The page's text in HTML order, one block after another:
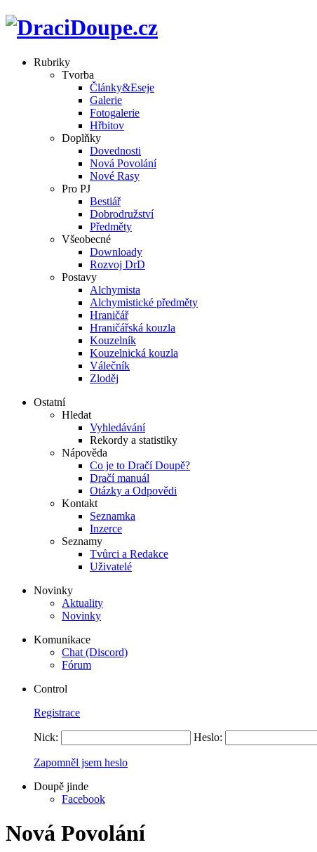
Rubriky
Tvorba
Články&Eseje
Galerie
Fotogalerie
Hřbitov
Doplňky
Dovednosti
Nová Povolání
Nové Rasy
Pro PJ
Bestiář
Dobrodružství
Předměty
Všeobecné
Downloady
Rozvoj DrD
Postavy
Alchymista
Alchymistické předměty
Hraničář
Hraničářská kouzla
Kouzelník
Kouzelnická kouzla
Válečník
Zloděj
Ostatní
Hledat
Vyhledávání
Rekordy a statistiky
Nápověda
Co je to Dračí Doupě?
Dračí manuál
Otázky a Odpovědi
Kontakt
Seznamka
Inzerce
Seznamy
Tvůrci a Redakce
Uživatelé
Novinky
Aktuality
Novinky
Komunikace
Chat (Discord)
Fórum
Control
Registrace
Nick: Heslo:
Zapomněl jsem heslo
Doupě jinde
Facebook
Nová Povolání